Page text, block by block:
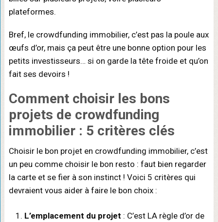
plateformes.
Bref, le crowdfunding immobilier, c’est pas la poule aux
œufs d’or, mais ça peut être une bonne option pour les
petits investisseurs… si on garde la tête froide et qu’on
fait ses devoirs !
Comment choisir les bons
projets de crowdfunding
immobilier : 5 critères clés
Choisir le bon projet en crowdfunding immobilier, c’est
un peu comme choisir le bon resto : faut bien regarder
la carte et se fier à son instinct ! Voici 5 critères qui
devraient vous aider à faire le bon choix :
L’emplacement du projet : C’est LA règle d’or de